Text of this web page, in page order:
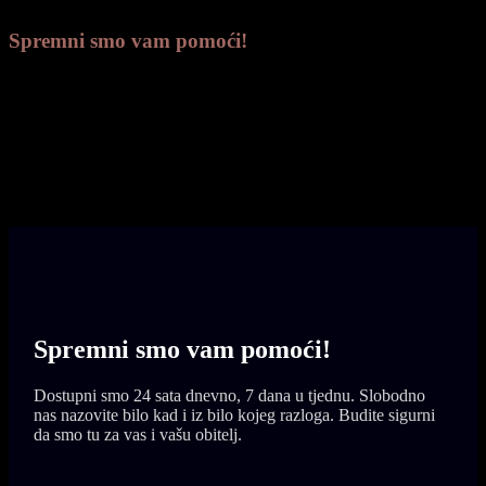
Spremni smo vam pomoći!
Spremni smo vam pomoći!
Dostupni smo 24 sata dnevno, 7 dana u tjednu. Slobodno
nas nazovite bilo kad i iz bilo kojeg razloga. Budite sigurni
da smo tu za vas i vašu obitelj.